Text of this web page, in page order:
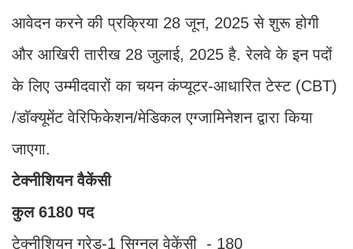
आवेदन करने की प्रक्रिया 28 जून, 2025 से शुरू होगी
और आखिरी तारीख 28 जुलाई, 2025 है. रेलवे के इन पदों
के लिए उम्मीदवारों का चयन कंप्यूटर-आधारित टेस्ट (CBT)
/डॉक्यूमेंट वेरिफिकेशन/मेडिकल एग्जामिनेशन द्वारा किया
जाएगा.
टेक्नीशियन वैकेंसी
कुल 6180 पद
टेक्नीशियन ग्रेड-1 सिग्नल वेकेंसी - 180